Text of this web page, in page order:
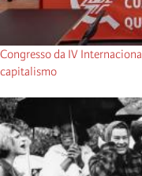
Congresso da IV
capitalismo